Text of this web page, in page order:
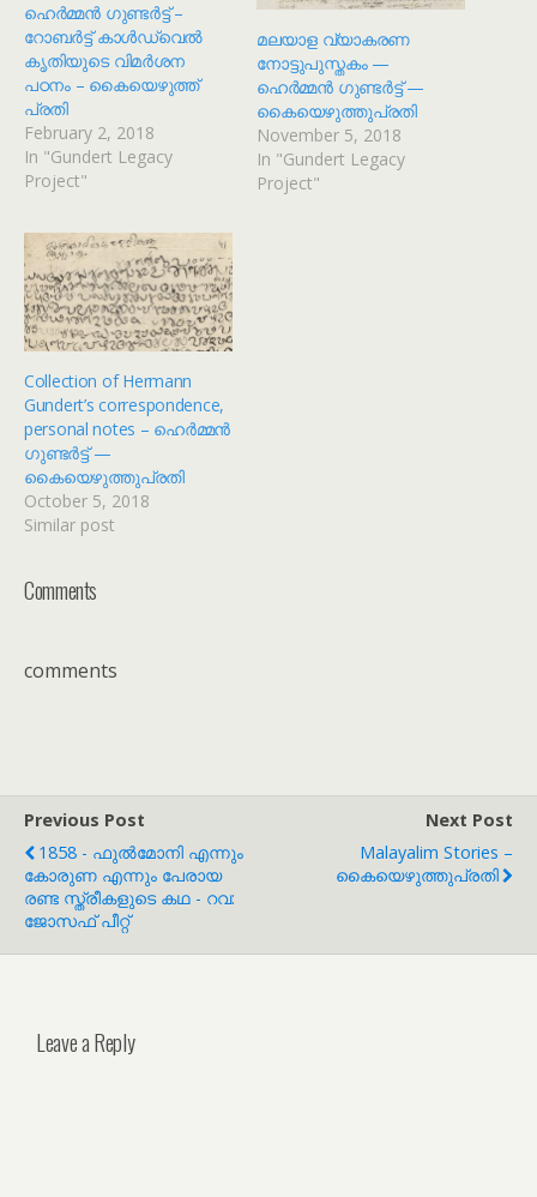
ഹെർമ്മൻ ഗുണ്ടർട്ട് –
റോബർട്ട് കാൾഡ്വെൽ
കൃതിയുടെ വിമർശന
പഠനം – കൈയെഴുത്ത്
പ്രതി
February 2, 2018
In "Gundert Legacy
Project"
മലയാള വ്യാകരണ
നോട്ടുപുസ്തകം —
ഹെർമ്മൻ ഗുണ്ടർട്ട് —
കൈയെഴുത്തുപ്രതി
November 5, 2018
In "Gundert Legacy
Project"
Collection of Hermann
Gundert’s correspondence,
personal notes – ഹെർമ്മൻ
ഗുണ്ടർട്ട് —
കൈയെഴുത്തുപ്രതി
October 5, 2018
Similar post
Comments
comments
Previous Post
1858 - ഫുൽമോനി എന്നും
കോരുണ എന്നും പേരായ
രണ്ട സ്ത്രീകളുടെ കഥ - റവ:
ജോസഫ് പീറ്റ്
Next Post
Malayalim Stories –
കൈയെഴുത്തുപ്രതി
Leave a Reply